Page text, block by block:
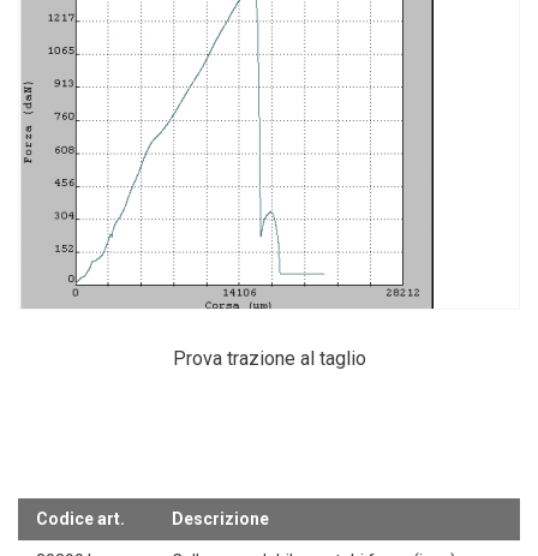
Prova trazione al taglio
Codice art. Descrizione